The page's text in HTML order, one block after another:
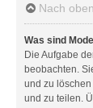
Nach oben
Was sind
Die Aufgabe
beobachten.
und zu
und zu teilen.